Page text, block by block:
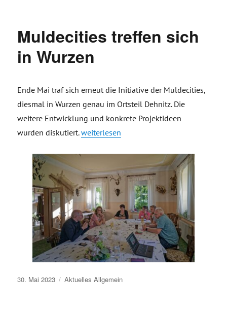
Muldecities treffen sich
in Wurzen
Ende Mai traf sich erneut die Initiative der Muldecities,
diesmal in Wurzen genau im Ortsteil Dehnitz. Die
weitere Entwicklung und konkrete Projektideen
wurden diskutiert.„Muldecities treffen sich in Wurzen“
weiterlesen
Veröffentlicht
30. Mai 2023 Aktuelles Allgemein